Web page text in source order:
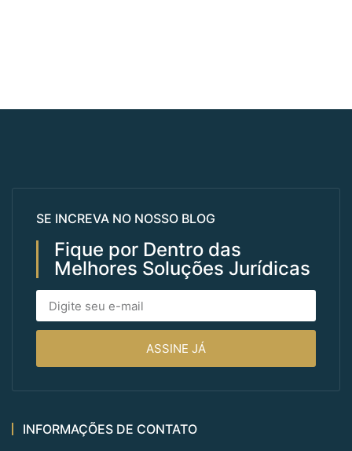
SE INCREVA NO NOSSO BLOG
Fique por Dentro das
Melhores Soluções Jurídicas
ASSINE JÁ
INFORMAÇÕES DE CONTATO